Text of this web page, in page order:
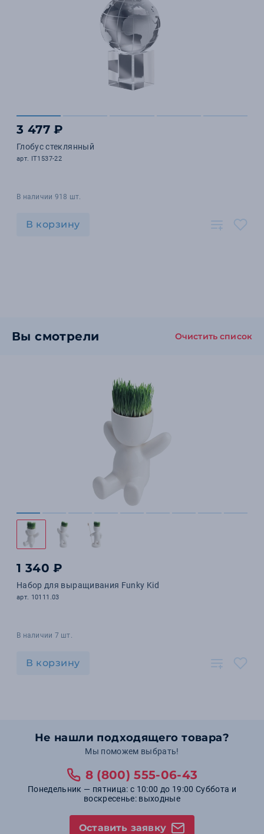
3 477 ₽
Глобус стеклянный
арт. IT1537-22
В наличии 918 шт.
В корзину
Вы смотрели Очистить список
1 340 ₽
Набор для выращивания Funky Kid
арт. 10111.03
В наличии 7 шт.
В корзину
Не нашли подходящего товара?
Мы поможем выбрать!
8 (800) 555-06-43
Понедельник — пятница: с 10:00 до 19:00 Суббота и
воскресенье: выходные
Оставить заявку